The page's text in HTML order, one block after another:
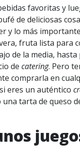
favoritas y
de deliciosas
y lo más
fruta lista para
de la media,
de catering. Pero
comprarla en
eres un auténtico
tarta de queso